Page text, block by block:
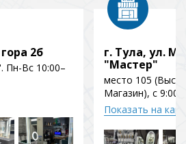
2б
Пн-Вс 10:00–
г. Тула, ул.
"Мастер"
место 105
Магазин), с 9:00
Показать на